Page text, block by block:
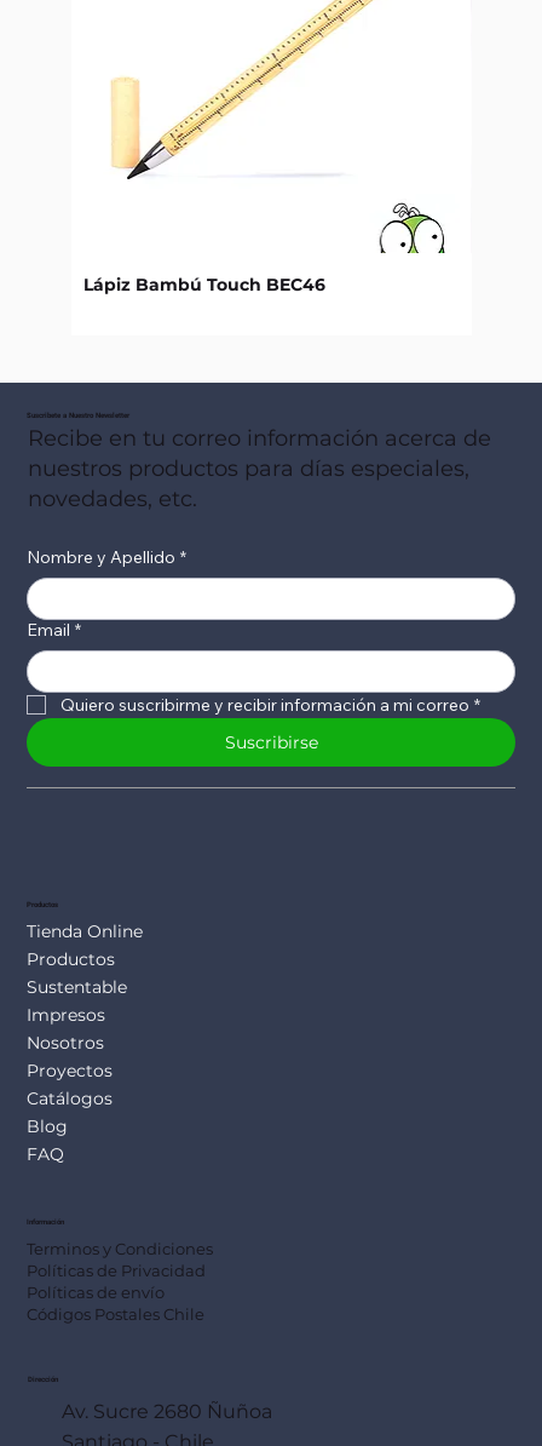
Lápiz Bambú Touch BEC46
Suscribete a Nuestro Newsletter
Recibe en tu correo información acerca de
nuestros productos para días especiales,
novedades, etc.
Nombre y Apellido *
Email *
Quiero suscribirme y recibir información a mi correo *
Suscribirse
Productos
Tienda Online
Productos
Sustentable
Impresos
Nosotros
Proyectos
Catálogos
Blog
FAQ
Información
Terminos y Condiciones
Políticas de Privacidad
Políticas de envío
Códigos Postales Chile
Dirección
Av. Sucre 2680 Ñuñoa